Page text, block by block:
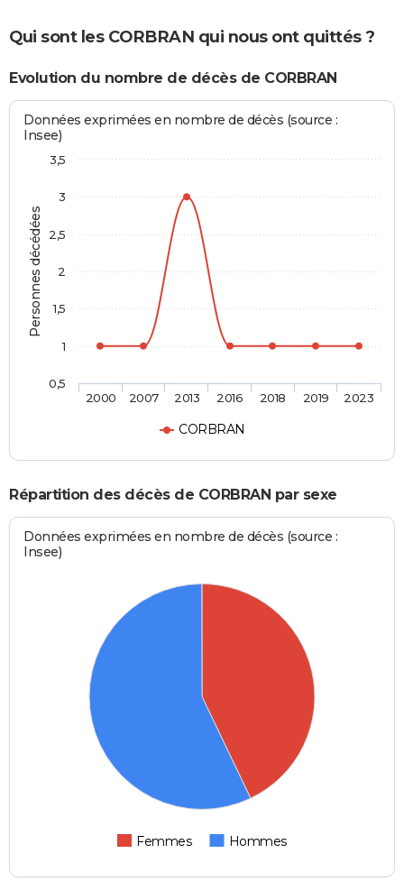
Qui sont les CORBRAN qui nous ont quittés ?
Evolution du nombre de décès de CORBRAN
Personnes décédées
Données exprimées en nombre de décès (source :
Insee)
CORBRAN
2000 2007 2013 2016 2018 2019 2023
0,5
1
1,5
2
2,5
3
3,5
Répartition des décès de CORBRAN par sexe
Données exprimées en nombre de décès (source :
Insee)
Femmes Hommes